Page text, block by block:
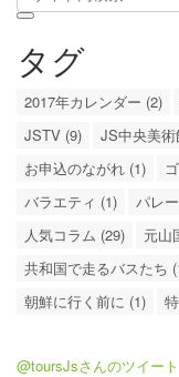
タグ
2017年カレンダー (2)
JSTV (9)
JS中央美
お申込のながれ (1)
バラエティ (1)
パレ
人気コラム (29)
元山
共和国で走るバスたち
朝鮮に行く前に (1)
@toursJsさんのツイート